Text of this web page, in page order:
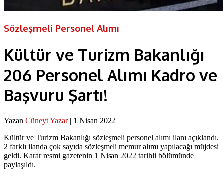
Sözleşmeli Personel Alımı
Kültür ve Turizm Bakanlığı
206 Personel Alımı Kadro ve
Başvuru Şartı!
Yazan Cüneyt Yazar| 1 Nisan 2022
Kültür ve Turizm Bakanlığı sözleşmeli personel alımı ilanı açıklandı.
2 farklı ilanda çok sayıda sözleşmeli memur alımı yapılacağı müjdesi
geldi. Karar resmi gazetenin 1 Nisan 2022 tarihli bölümünde
paylaşıldı.